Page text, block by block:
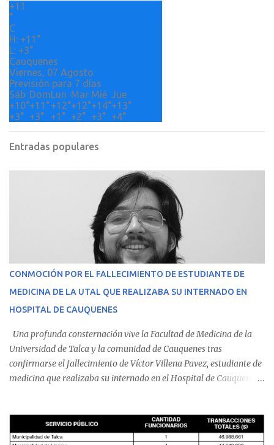
s
+11
°
C
H: +11°
L: +3°
Cauquenes
Viernes, 07 Agosto
Previsión para 7 días
Sáb DomLun Mar Mié Jue
+10°+11°+12°+12°+14°+13°
+3° +3° +1° +2° +3° +4°
Entradas populares
CONMOCIÓN POR EL FALLECIMIENTO DE ESTUDIANTE DE
MEDICINA DE LA UTAL QUE REALIZABA SU INTERNADO EN
HOSPITAL DE CAUQUENES
Una profunda consternación vive la Facultad de Medicina de la
Universidad de Talca y la comunidad de Cauquenes tras
confirmarse el fallecimiento de Víctor Villena Pavez, estudiante de
medicina que realizaba su internado en el Hospital de Cauquenes.
malestares físicos. Dada la complejidad de su estado de salud, el
equipo médico determinó su traslado de urgencia al Hospital